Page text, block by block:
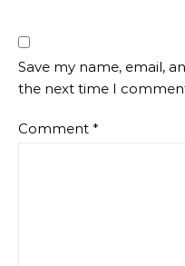
Save my name, email,
the next time I
Comment *